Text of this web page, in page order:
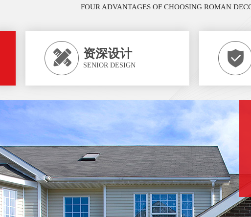
FOUR ADVANTAGES OF CHOOSING ROMAN
资深设计
SENIOR DESIGN